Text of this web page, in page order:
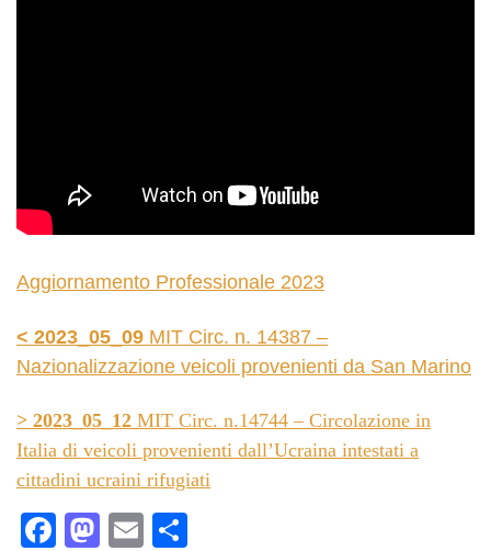
Aggiornamento Professionale 2023
< 2023_05_09 MIT Circ. n. 14387 –
Nazionalizzazione veicoli provenienti da San Marino
> 2023_05_12 MIT Circ. n.14744 – Circolazione in
Italia di veicoli provenienti dall’Ucraina intestati a
cittadini ucraini rifugiati
Fa M
E